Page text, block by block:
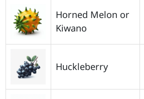
Horned Melon or
Kiwano
Huckleberry